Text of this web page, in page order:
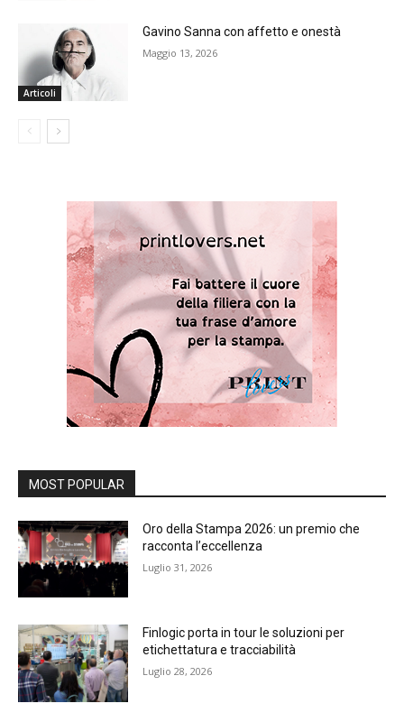
Articoli
Gavino Sanna con affetto e onestà
Maggio 13, 2026
MOST POPULAR
Oro della Stampa 2026: un premio che
racconta l’eccellenza
Luglio 31, 2026
Finlogic porta in tour le soluzioni per
etichettatura e tracciabilità
Luglio 28, 2026